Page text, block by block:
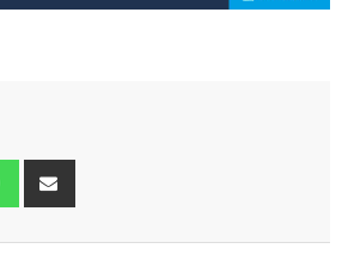
Whatsapp